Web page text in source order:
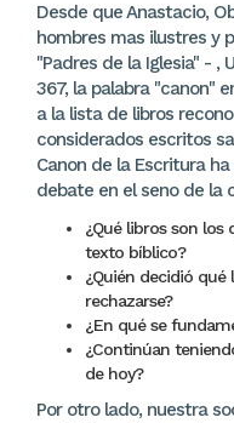
Desde que Anastacio,
hombres mas ilustres y
"Padres de la Iglesia" - ,
367, la palabra "canon"
a la lista de libros
considerados escritos
Canon de la Escritura
debate en el seno de la
¿Qué libros son
texto bíblico?
¿Quién decidió qué
rechazarse?
¿En qué se
¿Continúan
de hoy?
Por otro lado, nuestra